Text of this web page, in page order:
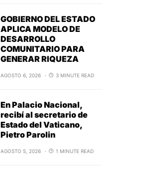
GOBIERNO DEL ESTADO
APLICA MODELO DE
DESARROLLO
COMUNITARIO PARA
GENERAR RIQUEZA
AGOSTO 6, 2026 3 MINUTE READ
En Palacio Nacional,
recibí al secretario de
Estado del Vaticano,
Pietro Parolin
AGOSTO 5, 2026 1 MINUTE READ